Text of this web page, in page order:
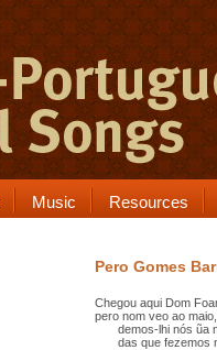
Music Resources
Pero Gomes
Chegou aqui Dom
pero nom veo ao
demos-lhi nós ũa
das que fezemos